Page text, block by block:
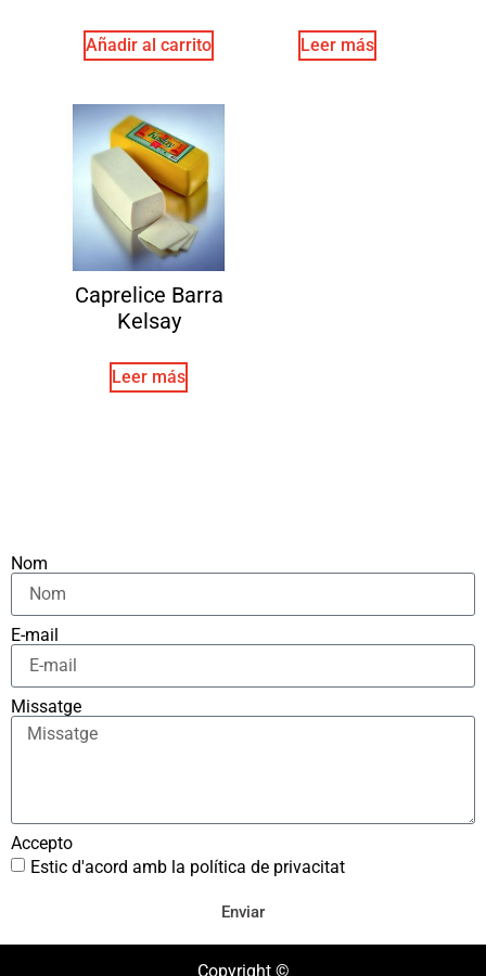
Añadir al carrito Leer más
Caprelice Barra
Kelsay
Leer más
Nom
E-mail
Missatge
Accepto
Estic d'acord amb la política de privacitat
Enviar
Copyright ©